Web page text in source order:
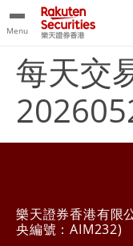
Menu
每天交
樂天證券香港有限
央編號：AIM232)